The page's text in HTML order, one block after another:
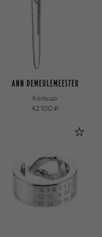
Кольцо
42 100 ₽